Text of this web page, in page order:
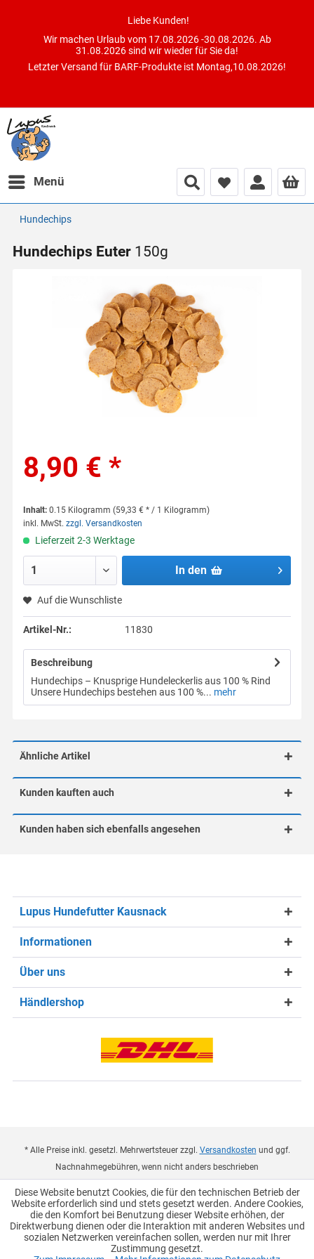
Liebe Kunden!
Wir machen Urlaub vom 17.08.2026 -30.08.2026. Ab
31.08.2026 sind wir wieder für Sie da!
Letzter Versand für BARF-Produkte ist Montag,10.08.2026!
Menü
Hundechips
Hundechips Euter 150g
8,90 € *
Inhalt: 0.15 Kilogramm (59,33 € * / 1 Kilogramm)
inkl. MwSt. zzgl. Versandkosten
Lieferzeit 2-3 Werktage
In den
Auf die Wunschliste
Artikel-Nr.: 11830
Beschreibung
Hundechips – Knusprige Hundeleckerlis aus 100 % Rind
Unsere Hundechips bestehen aus 100 %... mehr
Ähnliche Artikel
Kunden kauften auch
Kunden haben sich ebenfalls angesehen
Lupus Hundefutter Kausnack
Informationen
Über uns
Händlershop
* Alle Preise inkl. gesetzl. Mehrwertsteuer zzgl. Versandkosten und ggf.
Nachnahmegebühren, wenn nicht anders beschrieben
Händler-Login Unternehmen FAQ Blog Kontakt
Diese Website benutzt Cookies, die für den technischen Betrieb der
Website erforderlich sind und stets gesetzt werden. Andere Cookies,
die den Komfort bei Benutzung dieser Website erhöhen, der
Direktwerbung dienen oder die Interaktion mit anderen Websites und
sozialen Netzwerken vereinfachen sollen, werden nur mit Ihrer
Zustimmung gesetzt.